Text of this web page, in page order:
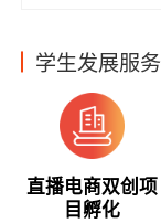
学生发展服务
直播电商双创项
目孵化